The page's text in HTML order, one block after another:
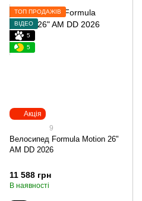
Акція
ТОП ПРОДАЖІВ
ВІДЕО
5
5
9
Велосипед Formula Motion 26"
AM DD 2026
11 588 грн
В наявності